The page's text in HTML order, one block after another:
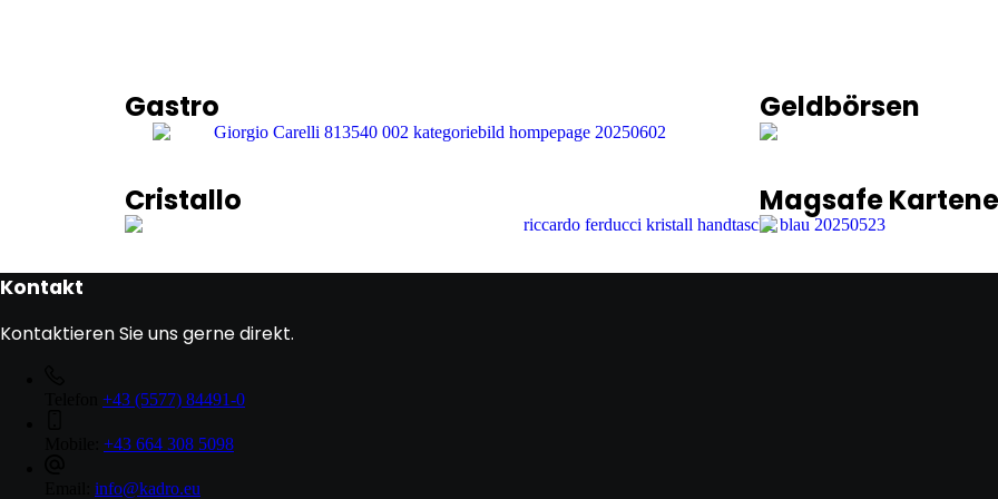
Gastro Geldbörsen
Cristallo Magsafe
Kontakt
Kontaktieren Sie uns gerne direkt.
+43 (5577) 84491-0
+43 664 308 5098
info@kadro.eu